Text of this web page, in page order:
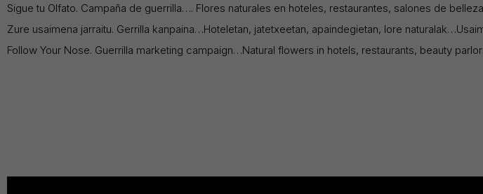
Sigue tu Olfato. Campaña de guerrilla…. Flores naturales en hoteles, restaurantes, salones de
Zure usaimena jarraitu. Gerrilla kanpaina…Hoteletan, jatetxeetan, apaindegietan, lore
Follow Your Nose. Guerrilla marketing campaign…Natural flowers in hotels, restaurants, beauty